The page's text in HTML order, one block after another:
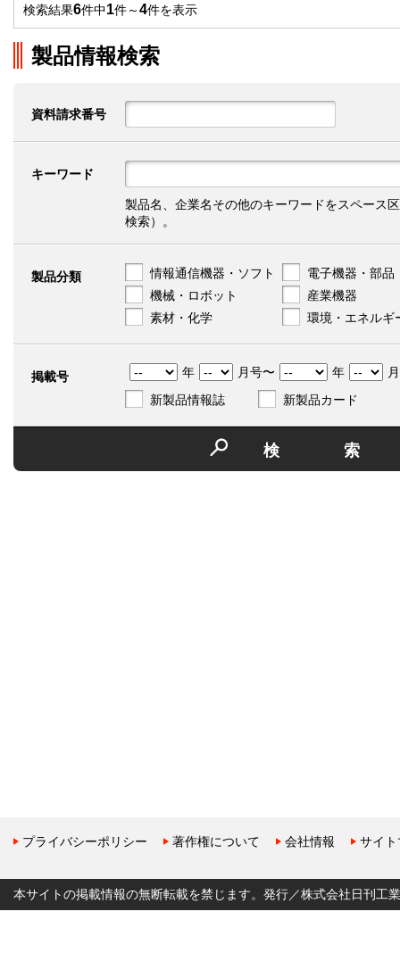
検索結果6件中1件～4件を表示
製品情報検索
資料請求番号
キーワード
製品名、企業名その他のキーワードをスペース
検索）。
製品分類 情報通信機器・ソフト
電子機器・部品
機械・ロボット
産業機器
素材・化学
環境・エネルギ
掲載号 年 月号〜 年
新製品情報誌
新製品カード
検
プライバシーポリシー 著作権について 会社情報 サイ
本サイトの掲載情報の無断転載を禁じます。発行／株式会社日刊